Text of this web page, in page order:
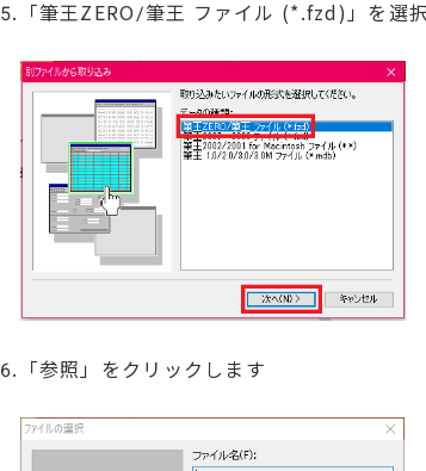
5.「筆王ZERO/筆王 ファイル (*.fzd)」を選
6.「参照」をクリックします